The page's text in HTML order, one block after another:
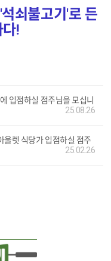
쇠불고기'로 든
!
입점하실 점주님을 모십니
25.08.26
울렛 식당가 입점하실 점주
25.02.26